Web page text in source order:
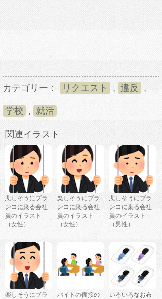
カテゴリー： リクエスト , 違反 ,
学校 , 就活
関連イラスト
悲しそうにブラ
ンコに乗る会社
員のイラスト
（女性）
楽しそうにブラ
ンコに乗る会社
員のイラスト
（女性）
悲しそうにブラ
ンコに乗る会社
員のイラスト
（男性）
楽しそうにブラ
バイトの面接の
いろいろなお布